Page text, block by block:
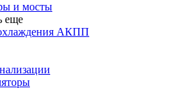
и мосты
еще
АКПП